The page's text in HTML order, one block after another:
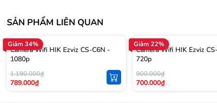
những người lạ không mong muốn - tất cả bằng cách sử dụng tính
Sử dụng Ứng dụng EZVIZ trên thiết bị di động của bạn, bạn có thể
dễ dàng và thuận tiện tận hưởng liên lạc mọi lúc mọi nơi.
SẢN PHẨM LIÊN QUAN
Giảm 34%
Camera Wifi HIK Ezviz CS-C6N -
1080p
1.190.000₫
789.000₫
Giảm 22%
Camera Wifi HIK Ezviz
720p
900.000₫
700.000₫